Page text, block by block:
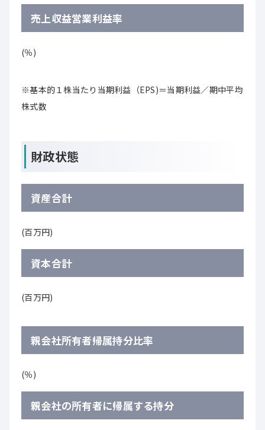
売上収益営業利益率
(％)
※基本的１株当たり当期利益（EPS)＝当期利益／期中平均
株式数
財政状態
資産合計
(百万円)
資本合計
(百万円)
親会社所有者帰属持分比率
(％)
親会社の所有者に帰属する持分